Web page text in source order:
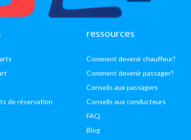
de réservation
ressources
Comment devenir chauffeur?
Comment devenir passager?
Conseils aux passagers
Conseils aux conducteurs
FAQ
Blog